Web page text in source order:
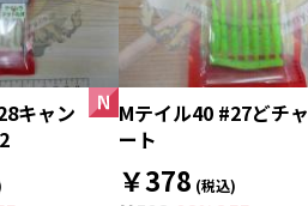
キャン
Mテイル40 #27どチャ
ート
￥378 (税込)